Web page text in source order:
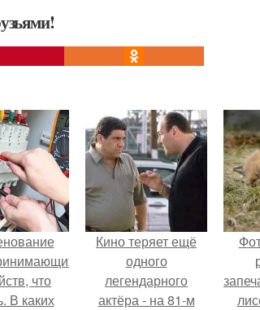
что
В каких
Кино теряет ещё
одного
легендарного
актёра - на 81-м